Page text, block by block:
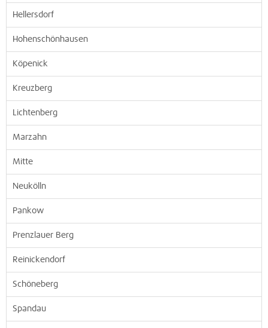
Hellersdorf
Hohenschönhausen
Köpenick
Kreuzberg
Lichtenberg
Marzahn
Mitte
Neukölln
Pankow
Prenzlauer Berg
Reinickendorf
Schöneberg
Spandau